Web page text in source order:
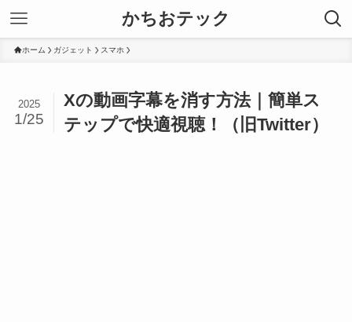
かちおテック
ホーム ガジェット スマホ
Xの動画字幕を消す方法｜簡単ス
テップで快適視聴！（旧Twitter）
2025
1/25